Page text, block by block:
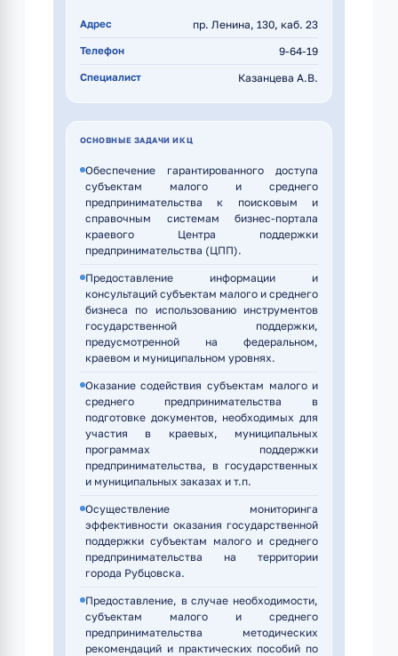
Адрес пр. Ленина, 130, каб. 23
Телефон 9-64-19
Специалист Казанцева А.В.
ОСНОВНЫЕ ЗАДАЧИ ИКЦ
Обеспечение гарантированного доступа
субъектам малого и среднего
предпринимательства к поисковым и
справочным системам бизнес-портала
краевого Центра поддержки
предпринимательства (ЦПП).
Предоставление информации и
консультаций субъектам малого и среднего
бизнеса по использованию инструментов
государственной поддержки,
предусмотренной на федеральном,
краевом и муниципальном уровнях.
Оказание содействия субъектам малого и
среднего предпринимательства в
подготовке документов, необходимых для
участия в краевых, муниципальных
программах поддержки
предпринимательства, в государственных
и муниципальных заказах и т.п.
Осуществление мониторинга
эффективности оказания государственной
поддержки субъектам малого и среднего
предпринимательства на территории
города Рубцовска.
Предоставление, в случае необходимости,
субъектам малого и среднего
предпринимательства методических
рекомендаций и практических пособий по